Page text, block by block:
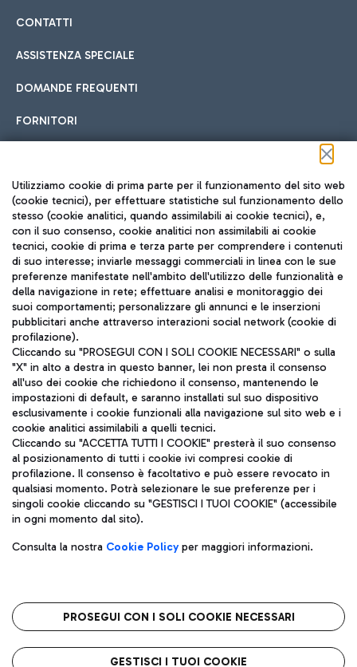
CONTATTI
ASSISTENZA SPECIALE
DOMANDE FREQUENTI
FORNITORI
Seguici sui social
TRAVEL JOURNAL
ITA
Aeroporti di Roma S.p.A. - Società soggetta a direzione e
coordinamento di Mundys S.p.A.
Codice fiscale e Registro delle Imprese di Roma 13032990155 P.
IVA 06572251004
Capitale sociale 62.224.743,00 int. vers.
Sede legale: Via Pier Paolo Racchetti 1 - 00054 Fiumicino (RM)
telefono +39 06 65951
Privacy policy
Note legali
Roma FCO
L'aeroporto stellato
Utilizziamo cookie di prima parte per il funzionamento del sito web
(cookie tecnici), per effettuare statistiche sul funzionamento dello
stesso (cookie analitici, quando assimilabili ai cookie tecnici), e,
con il suo consenso, cookie analitici non assimilabili ai cookie
tecnici, cookie di prima e terza parte per comprendere i contenuti
di suo interesse; inviarle messaggi commerciali in linea con le sue
preferenze manifestate nell'ambito dell'utilizzo delle funzionalità e
della navigazione in rete; effettuare analisi e monitoraggio dei
suoi comportamenti; personalizzare gli annunci e le inserzioni
pubblicitari anche attraverso interazioni social network (cookie di
profilazione).
Cliccando su "PROSEGUI CON I SOLI COOKIE NECESSARI" o sulla
"X" in alto a destra in questo banner, lei non presta il consenso
all'uso dei cookie che richiedono il consenso, mantenendo le
impostazioni di default, e saranno installati sul suo dispositivo
esclusivamente i cookie funzionali alla navigazione sul sito web e i
cookie analitici assimilabili a quelli tecnici.
Cliccando su "ACCETTA TUTTI I COOKIE" presterà il suo consenso
al posizionamento di tutti i cookie ivi compresi cookie di
profilazione. Il consenso è facoltativo e può essere revocato in
qualsiasi momento. Potrà selezionare le sue preferenze per i
singoli cookie cliccando su "GESTISCI I TUOI COOKIE" (accessibile
in ogni momento dal sito).
Consulta la nostra Cookie Policyper maggiori informazioni.
PROSEGUI CON I SOLI COOKIE NECESSARI
GESTISCI I TUOI COOKIE